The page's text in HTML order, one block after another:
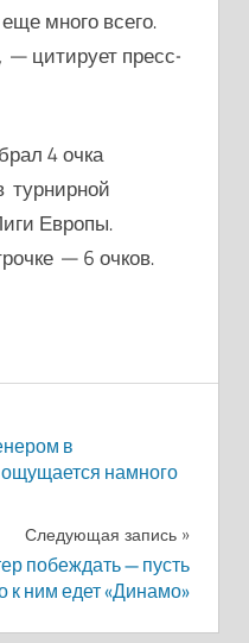
много всего.
цитирует пресс-
4 очка
турнирной
Европы.
— 6 очков.
в
ощущается намного
Следующая запись
побеждать — пусть
к ним едет «Динамо»